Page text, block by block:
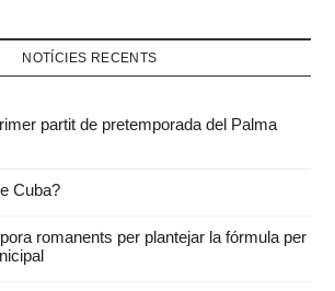
NOTÍCIES RECENTS
partit de pretemporada del Palma
Cuba?
romanents per plantejar la fórmula per